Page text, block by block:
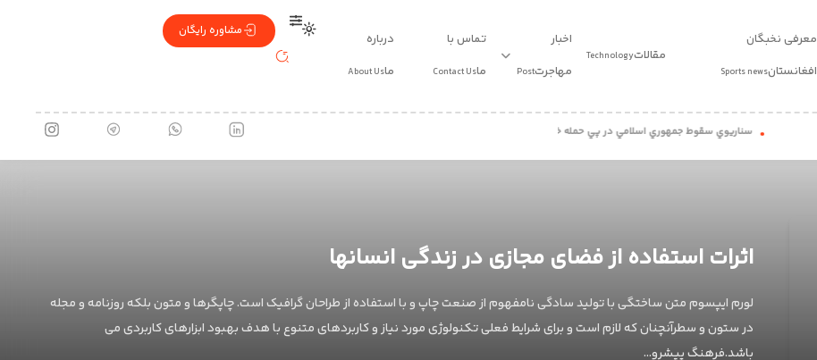
معرفی نخبگان
افغانستانSports news
مقالاتTechnology
اخبار
مهاجرتPost
طرح پست 4
تماس با
ماContact Us
درباره
ماAbout Us
مشاوره رایگان
سناريوي سقوط جمهوري اسلامي در پي حمله خارجي: روايتي مستند
اثرات استفاده از فضای مجازی در زندگی انسانها
لورم ایپسوم متن ساختگی با تولید سادگی نامفهوم از صنعت چاپ و با استفاده از طراحان گرافیک است. چاپگرها و متون بلکه روزنامه و مجله
در ستون و سطرآنچنان که لازم است و برای شرایط فعلی تکنولوژی مورد نیاز و کاربردهای متنوع با هدف بهبود ابزارهای کاربردی می
باشد.فرهنگ پیشرو…